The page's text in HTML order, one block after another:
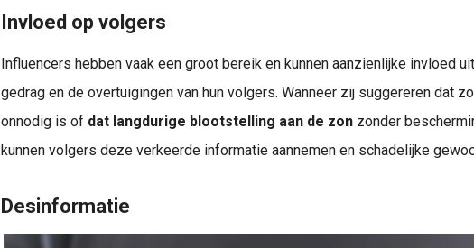
Invloed op volgers
Influencers hebben vaak een groot bereik en kunnen aanzienlijke invloed
gedrag en de overtuigingen van hun volgers. Wanneer zij suggereren dat
onnodig is of dat langdurige blootstelling aan de zon zonder
kunnen volgers deze verkeerde informatie aannemen en schadelijke
Desinformatie